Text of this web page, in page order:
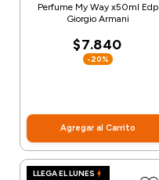
Perfume My Way x50ml Edp
Giorgio Armani
$7.840
-20%
Agregar al Carrito
LLEGA EL LUNES